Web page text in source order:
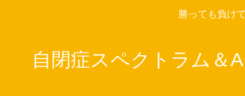
勝っても負け
自閉症スペクトラム＆